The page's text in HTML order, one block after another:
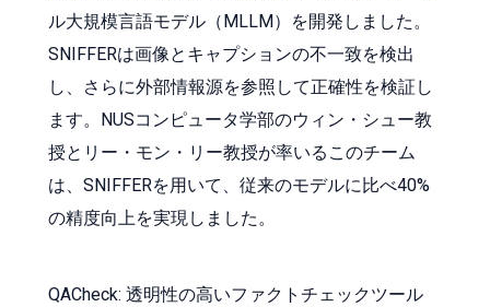
ル大規模言語モデル（MLLM）を開発しました。
SNIFFERは画像とキャプションの不一致を検出
し、さらに外部情報源を参照して正確性を検証し
ます。NUSコンピュータ学部のウィン・シュー教
授とリー・モン・リー教授が率いるこのチーム
は、SNIFFERを用いて、従来のモデルに比べ40%
の精度向上を実現しました。
QACheck: 透明性の高いファクトチェックツール